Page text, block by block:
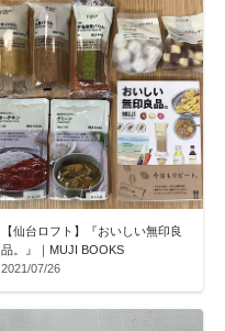
【仙台ロフト】『おいしい無印良
品。』｜MUJI BOOKS
2021/07/26